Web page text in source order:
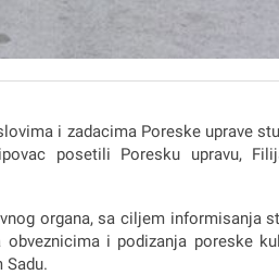
i zadacima Poreske uprave
posetili Poresku upravu,
organa, sa ciljem informisanja
i podizanja poreske
Sadu.